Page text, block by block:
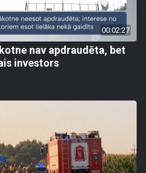
00:02:27
nav apdraudēta, bet
investors